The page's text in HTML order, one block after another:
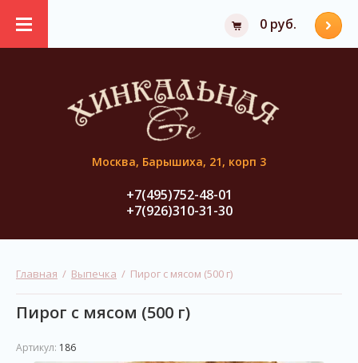
0 руб.
Москва, Барышиха, 21, корп 3
+7(495)752-48-01
+7(926)310-31-30
Главная
  /
Выпечка
  /  Пирог с мясом (500 г)
Пирог с мясом (500 г)
Артикул: 186